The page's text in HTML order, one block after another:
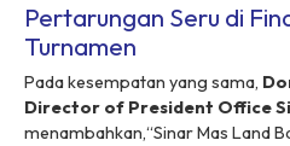
Pertarungan Seru di
Turnamen
Pada kesempatan yang sama,
Director of President Office
menambahkan,“Sinar Mas Land